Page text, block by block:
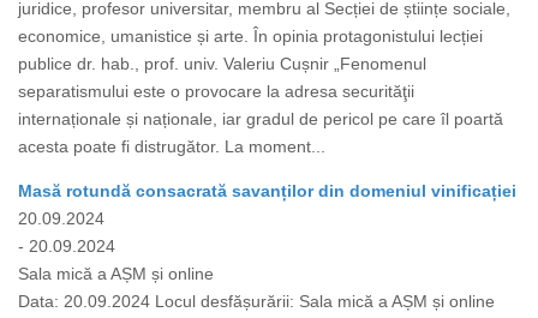
juridice, profesor universitar, membru al Secției de științe sociale,
economice, umanistice și arte. În opinia protagonistului lecției
publice dr. hab., prof. univ. Valeriu Cușnir „Fenomenul
separatismului este o provocare la adresa securităţii
internaționale și naționale, iar gradul de pericol pe care îl poartă
acesta poate fi distrugător. La moment...
Masă rotundă consacrată savanților din domeniul vinificației
20.09.2024
- 20.09.2024
Sala mică a AȘM și online
Data: 20.09.2024 Locul desfășurării: Sala mică a AȘM și online